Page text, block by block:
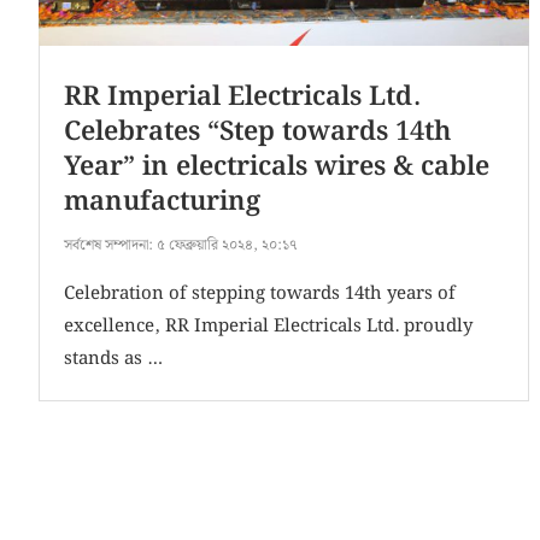
RR Imperial Electricals Ltd.
Celebrates “Step towards 14th
Year” in electricals wires & cable
manufacturing
সর্বশেষ সম্পাদনা: ৫ ফেব্রুয়ারি ২০২৪, ২০:১৭
Celebration of stepping towards 14th years of
excellence, RR Imperial Electricals Ltd. proudly
stands as …